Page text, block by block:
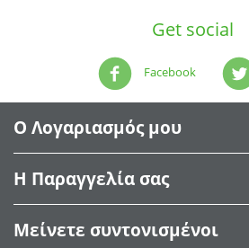
Get social
Facebook
Ο Λογαριασμός μου
Η Παραγγελία σας
Μείνετε συντονισμένοι